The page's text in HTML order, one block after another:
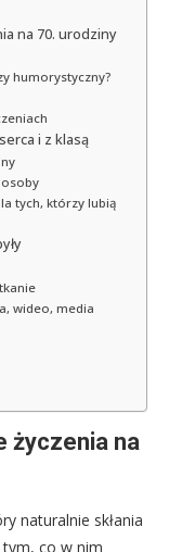
na 70. urodziny
humorystyczny?
i z klasą
tych, którzy lubią
wideo, media
życzenia na
naturalnie skłania
co w nim